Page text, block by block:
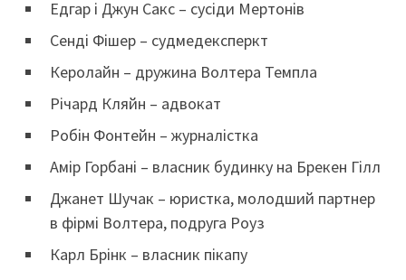
Едгар і Джун Сакс – сусіди Мертонів
Сенді Фішер – судмедексперкт
Керолайн – дружина Волтера Темпла
Річард Кляйн – адвокат
Робін Фонтейн – журналістка
Амір Горбані – власник будинку на Брекен Гілл
Джанет Шучак – юристка, молодший партнер
в фірмі Волтера, подруга Роуз
Карл Брінк – власник пікапу